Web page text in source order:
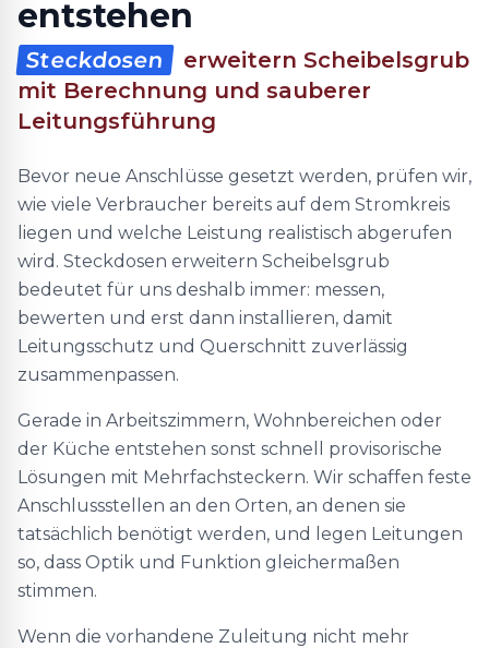
entstehen
Steckdosen
erweitern Scheibelsgrub
mit Berechnung und sauberer
Leitungsführung
Bevor neue Anschlüsse gesetzt werden, prüfen wir,
wie viele Verbraucher bereits auf dem Stromkreis
liegen und welche Leistung realistisch abgerufen
wird. Steckdosen erweitern Scheibelsgrub
bedeutet für uns deshalb immer: messen,
bewerten und erst dann installieren, damit
Leitungsschutz und Querschnitt zuverlässig
zusammenpassen.
Gerade in Arbeitszimmern, Wohnbereichen oder
der Küche entstehen sonst schnell provisorische
Lösungen mit Mehrfachsteckern. Wir schaffen feste
Anschlussstellen an den Orten, an denen sie
tatsächlich benötigt werden, und legen Leitungen
so, dass Optik und Funktion gleichermaßen
stimmen.
Wenn die vorhandene Zuleitung nicht mehr